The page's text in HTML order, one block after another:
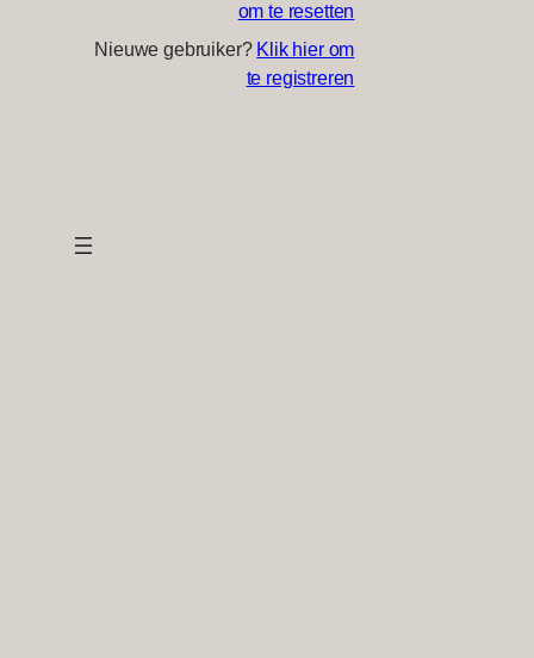
om te resetten
Nieuwe gebruiker? Klik hier om
te registreren